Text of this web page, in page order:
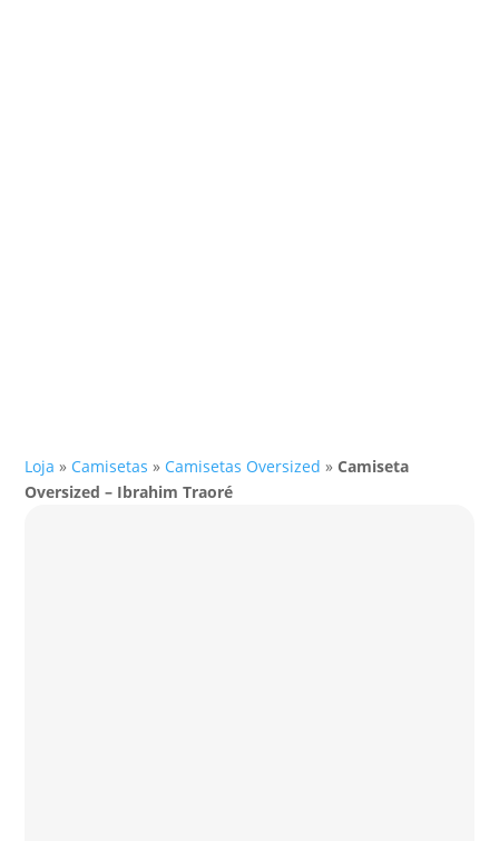
Loja » Camisetas » Camisetas Oversized »Camiseta
Oversized – Ibrahim Traoré